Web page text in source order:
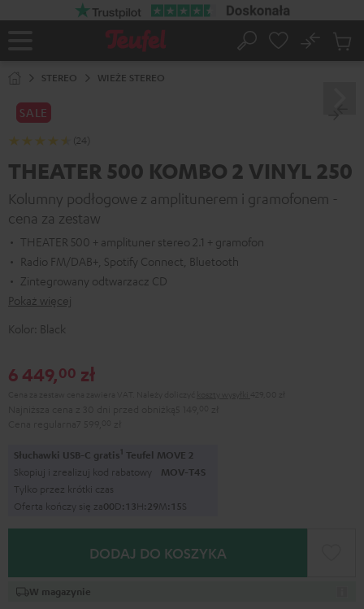
Strona
Szukaj
No
STEREO WIEŻE STEREO
SALE
(24)
THEATER 500 KOMBO 2 VINYL 250
Kolumny podłogowe z amplitunerem i gramofonem -
cena za zestaw
THEATER 500 + amplituner stereo 2.1 + gramofon
Radio FM/DAB+, Spotify Connect, Bluetooth
Zintegrowany odtwarzacz CD
Pokaż więcej
Kolor: Black
6 449,00 zł
Słuchawki USB-C gratis1 Teufel MOVE 2
Skopiuj i zrealizuj kod rabatowy MOV-T4S
Tylko przez krótki czas
Oferta kończy się za00D:1 3H: 29M:1 3S
DODAJ DO KOSZYKA
W magazynie